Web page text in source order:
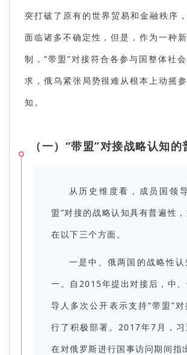
突打破了原有的世界贸易和金融秩序
面临诸多不确定性，但是，作为一种
制，“带盟”对接符合各参与国整体社
求，俄乌紧张局势很难从根本上动摇
知。
（一）“带盟”对接战略认知的
从历史维度看，成员国领
盟”对接的战略认知具有普遍性
在以下三个方面。
一是中、俄两国的战略性
一。自2015年提出对接后，中
导人多次公开表示支持“带盟”
行了积极部署。2017年7月，
在对俄罗斯进行国事访问期间指